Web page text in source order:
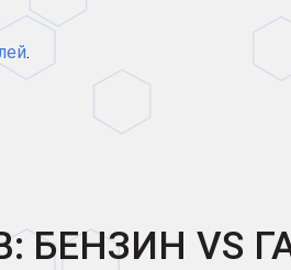
.
VS